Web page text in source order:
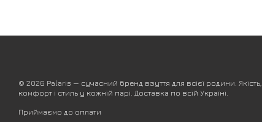
© 2026 Palaris — сучасний бренд взуття для всієї родини. Якість,
комфорт і стиль у кожній парі. Доставка по всій Україні.
Приймаємо до оплати